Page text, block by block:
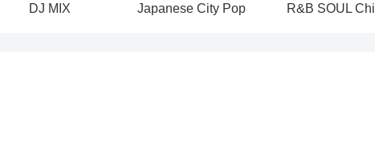
DJ MIX Japanese City Pop R&B SOUL Chil